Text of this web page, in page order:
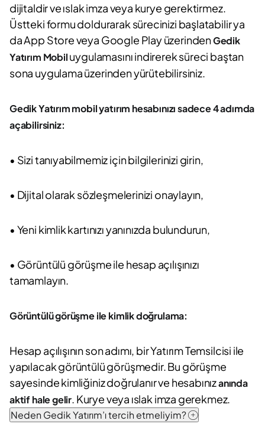
dijitaldir ve ıslak imza veya kurye gerektirmez.
Üstteki formu doldurarak sürecinizi başlatabilir ya
da App Store veya Google Play üzerindenGedik
Yatırım Mobiluygulamasını indirerek süreci baştan
sona uygulama üzerinden yürütebilirsiniz.
Gedik Yatırım mobil yatırım hesabınızı sadece 4 adımda
açabilirsiniz:
• Sizi tanıyabilmemiz için bilgilerinizi girin,
• Dijital olarak sözleşmelerinizi onaylayın,
• Yeni kimlik kartınızı yanınızda bulundurun,
• Görüntülü görüşme ile hesap açılışınızı
tamamlayın.
Görüntülü görüşme ile kimlik doğrulama:
Hesap açılışının son adımı, bir Yatırım Temsilcisi ile
yapılacak görüntülü görüşmedir. Bu görüşme
sayesinde kimliğiniz doğrulanır ve hesabınızanında
aktif hale gelir. Kurye veya ıslak imza gerekmez.
Neden Gedik Yatırım’ı tercih etmeliyim?